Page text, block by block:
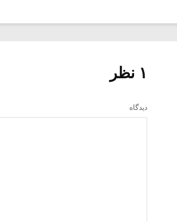
۱ نظر
دیدگاه